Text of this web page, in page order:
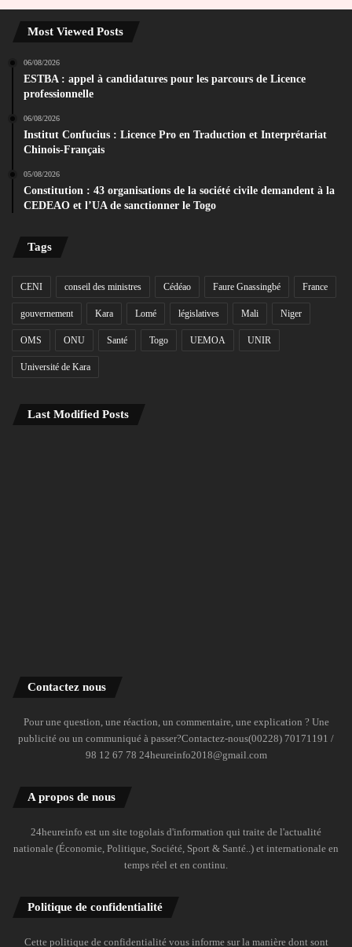
Most Viewed Posts
06/08/2026
ESTBA : appel à candidatures pour les parcours de Licence
professionnelle
06/08/2026
Institut Confucius : Licence Pro en Traduction et Interprétariat
Chinois-Français
05/08/2026
Constitution : 43 organisations de la société civile demandent à la
CEDEAO et l’UA de sanctionner le Togo
Tags
CENI conseil des ministres Cédéao Faure Gnassingbé France
gouvernement Kara Lomé législatives Mali Niger
OMS ONU Santé Togo UEMOA UNIR
Université de Kara
Last Modified Posts
Contactez nous
Pour une question, une réaction, un commentaire, une explication ? Une
publicité ou un communiqué à passer?Contactez-nous(00228) 70171191 /
98 12 67 78 24heureinfo2018@gmail.com
A propos de nous
24heureinfo est un site togolais d'information qui traite de l'actualité
nationale (Économie, Politique, Société, Sport & Santé..) et internationale en
temps réel et en continu.
Politique de confidentialité
Cette politique de confidentialité vous informe sur la manière dont sont